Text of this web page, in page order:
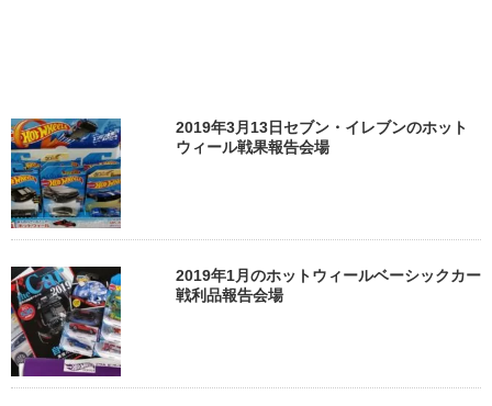
2019年3月13日セブン・イレブンのホット
ウィール戦果報告会場
2019年1月のホットウィールベーシックカー
戦利品報告会場